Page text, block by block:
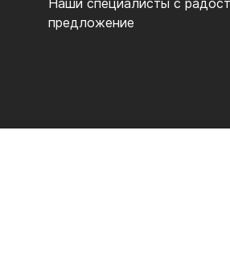
Наши специалисты с
предложение